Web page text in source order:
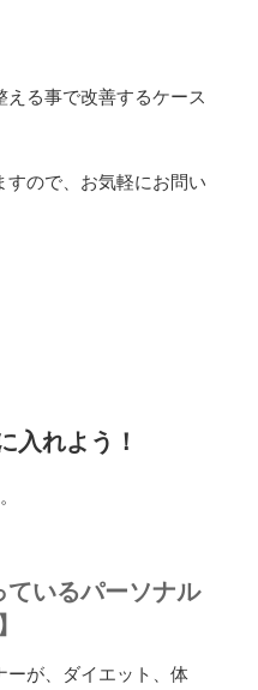
る事で改善するケース
すので、お気軽にお問い
入れよう！
ているパーソナル
ーが、ダイエット、体